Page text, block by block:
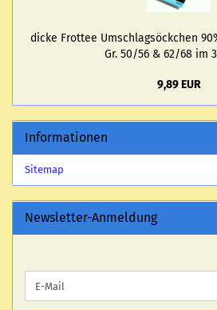
dicke Frot­tee Um­schlags­öck­chen
Gr. 50/56 & 62/68 im
9,89 EUR
Informationen
Sitemap
Newsletter-Anmeldung
ZUR
E-
Mail